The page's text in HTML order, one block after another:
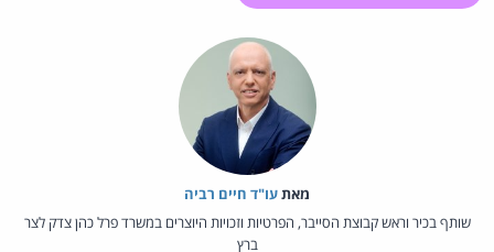
מאת‏עו"ד חיים רביה
שותף בכיר וראש קבוצת הסייבר, הפרטיות וזכויות היוצרים במשרד פרל כהן צדק לצר
ברץ